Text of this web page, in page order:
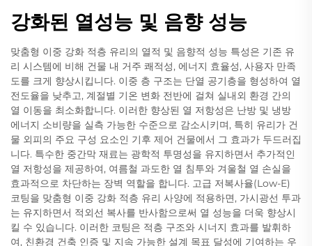
강화된 열성능 및 음향 성능
맞춤형 이중 강화 적층 유리의 열적 및 음향적 성능 특성은 기존 유
리 시스템에 비해 건물 내 거주 쾌적성, 에너지 효율성, 사용자 만족
도를 크게 향상시킵니다. 이중 층 구조는 단열 공기층을 형성하여 열
전도율을 낮추고, 계절별 기온 변화 전반에 걸쳐 실내외 환경 간의
열 이동을 최소화합니다. 이러한 향상된 열 저항성은 난방 및 냉방
에너지 소비량을 실측 가능한 수준으로 감소시키며, 특히 유리가 건
물 외피의 주요 구성 요소인 기후 제어 건물에서 그 효과가 두드러집
니다. 특수한 중간막 재료는 광학적 투명성을 유지하면서 추가적인
열 저항성을 제공하여, 여름철 과도한 열 침투와 겨울철 열 손실을
효과적으로 차단하는 장벽 역할을 합니다. 고급 저복사율(Low-E)
코팅을 맞춤형 이중 강화 적층 유리 사양에 적용하면, 가시광선 투과
는 유지하면서 적외선 복사를 반사함으로써 열 성능을 더욱 향상시
킬 수 있습니다. 이러한 코팅은 적층 구조와 시너지 효과를 발휘하
여, 친환경 건축 인증 및 지속 가능한 설계 목표 달성에 기여하는 우